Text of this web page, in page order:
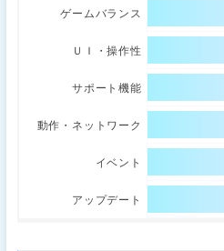
ゲームバランス
ＵＩ・操作性
サポート機能
動作・ネットワーク
イベント
アップデート